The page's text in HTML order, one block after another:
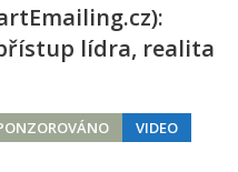
lídra, realita
VIDEO